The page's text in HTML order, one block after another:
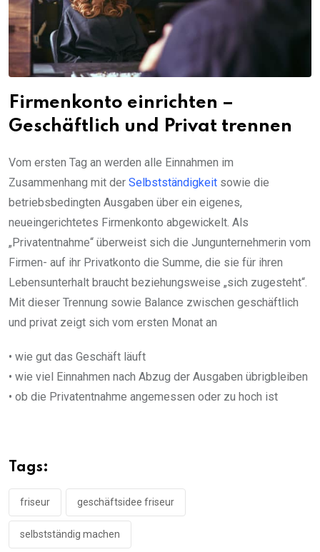
Firmenkonto einrichten –
Geschäftlich und Privat trennen
Vom ersten Tag an werden alle Einnahmen im
Zusammenhang mit der Selbstständigkeit sowie die
betriebsbedingten Ausgaben über ein eigenes,
neueingerichtetes Firmenkonto abgewickelt. Als
„Privatentnahme“ überweist sich die Jungunternehmerin vom
Firmen- auf ihr Privatkonto die Summe, die sie für ihren
Lebensunterhalt braucht beziehungsweise „sich zugesteht“.
Mit dieser Trennung sowie Balance zwischen geschäftlich
und privat zeigt sich vom ersten Monat an
• wie gut das Geschäft läuft
• wie viel Einnahmen nach Abzug der Ausgaben übrigbleiben
• ob die Privatentnahme angemessen oder zu hoch ist
Tags:
friseur geschäftsidee friseur
selbstständig machen